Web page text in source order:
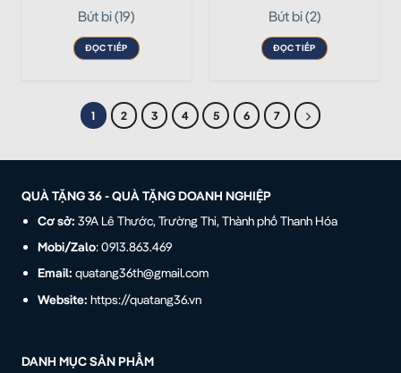
Bút bi (19)
ĐỌC TIẾP
Bút bi (2)
ĐỌC TIẾP
1 2 3 4 5 6 7
QUÀ TẶNG 36 - QUÀ TẶNG DOANH NGHIỆP
Cơ sở:39A Lê Thước, Trường Thi, Thành phố Thanh Hóa
Mobi/Zalo: 0913.863.469
Email: quatang36th@gmail.com
Website: https://quatang36.vn
DANH MỤC SẢN PHẨM